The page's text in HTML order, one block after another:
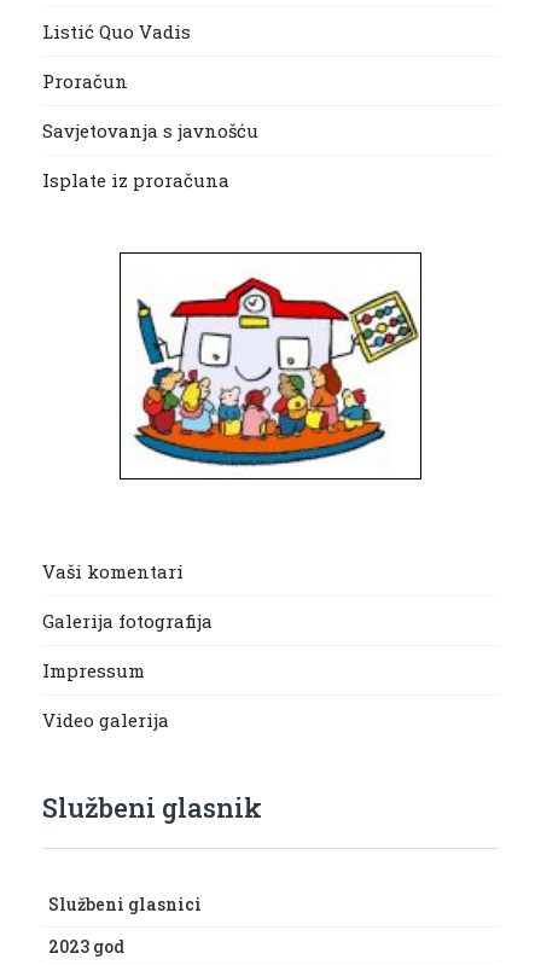
Listić Quo Vadis
Proračun
Savjetovanja s javnošću
Isplate iz proračuna
Vaši komentari
Galerija fotografija
Impressum
Video galerija
Službeni glasnik
Službeni glasnici
2023 god